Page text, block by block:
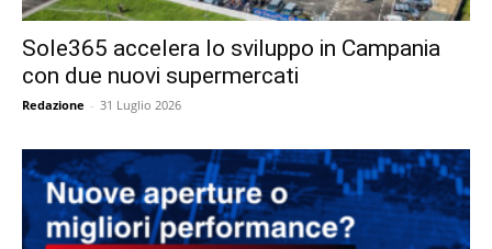
Sole365 accelera lo sviluppo in Campania
con due nuovi supermercati
Redazione - 31 Luglio 2026